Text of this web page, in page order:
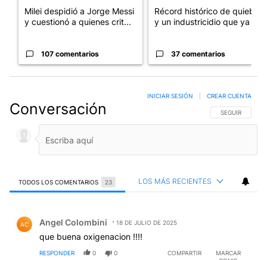
Milei despidió a Jorge Messi
y cuestionó a quienes crit...
107 comentarios
Récord histórico de quiebras
y un industricidio que ya ...
37 comentarios
Conversación SIGA ESTA
SEGUIR
INICIAR SESIÓN CREAR CUENTA
TODOS LOS COMENTARIOS 23 LOS MÁS RECIENTES
AC Angel Colombini 18 DE JULIO DE 2025
que buena oxigenacion !!!!
RESPONDER 0 0 COMPARTIR
MARCAR